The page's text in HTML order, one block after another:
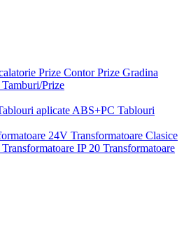
Prize ContorPrize Gradina
Tamburi/Prize
aplicate ABS+PC Tablouri
24V Transformatoare Clasice
Transformatoare IP 20 Transformatoare